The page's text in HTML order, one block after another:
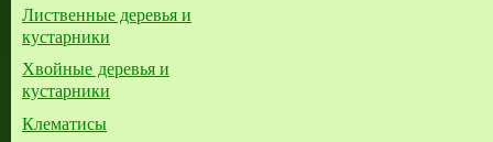
Лиственные деревья и
кустарники
Хвойные деревья и
кустарники
Клематисы